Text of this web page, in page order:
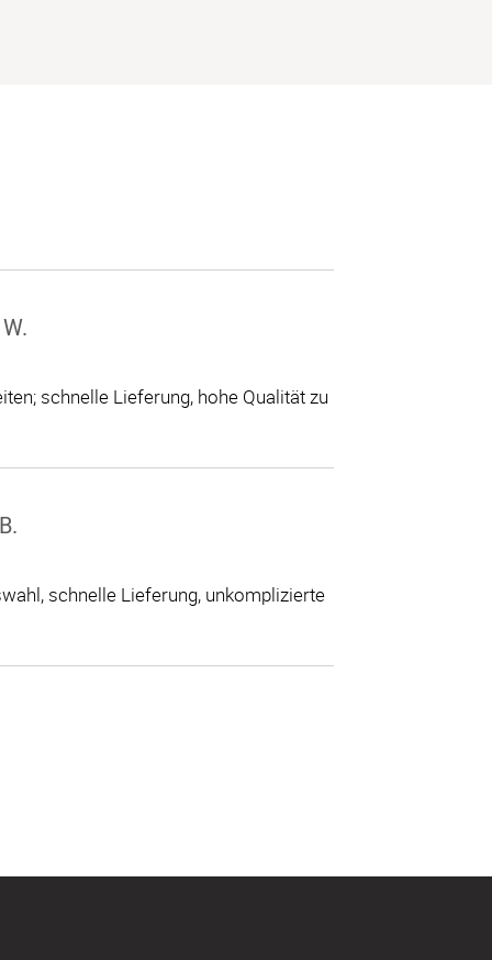
schnelle Lieferung, hohe Qualität zu
schnelle Lieferung, unkomplizierte